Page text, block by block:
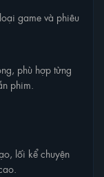
game và phiêu
phù hợp từng
phim.
lối kể chuyện